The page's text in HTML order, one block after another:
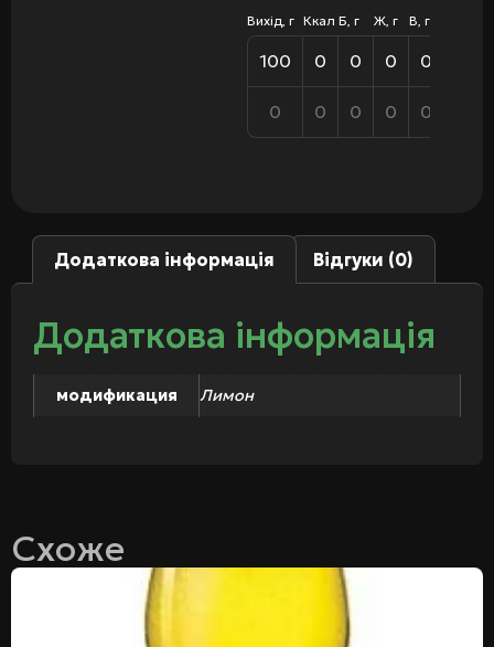
Вихід, г Ккал Б, г Ж, г В, г
100 0 0 0 0
0 0 0 0 0
Додаткова інформація Відгуки (0)
Додаткова інформація
модификация Лимон
Схоже